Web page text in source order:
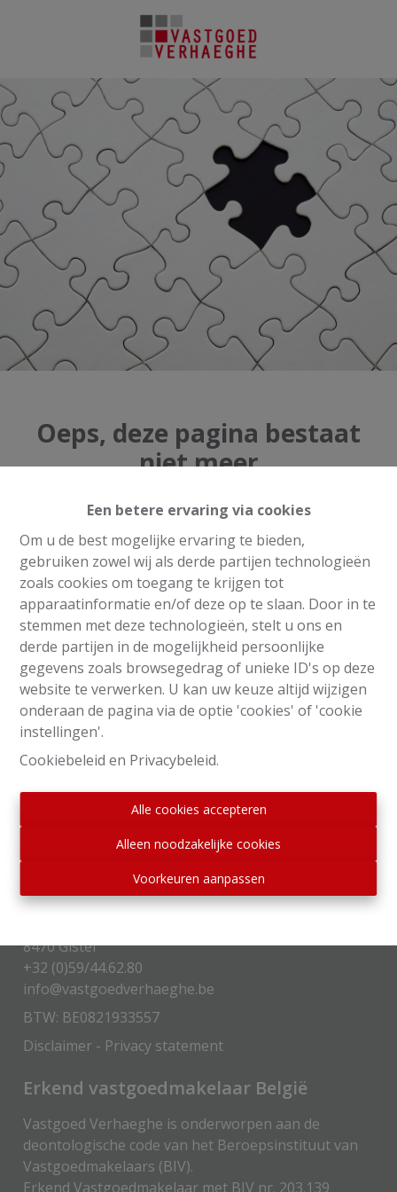
Een betere ervaring via cookies
Om u de best mogelijke ervaring te bieden,
gebruiken zowel wij als derde partijen technologieën
zoals cookies om toegang te krijgen tot
apparaatinformatie en/of deze op te slaan. Door in te
stemmen met deze technologieën, stelt u ons en
derde partijen in de mogelijkheid persoonlijke
gegevens zoals browsegedrag of unieke ID's op deze
website te verwerken. U kan uw keuze altijd wijzigen
onderaan de pagina via de optie 'cookies' of 'cookie
instellingen'.
Cookiebeleid en Privacybeleid.
Alle cookies accepteren
Alleen noodzakelijke cookies
Voorkeuren aanpassen
Oeps, deze pagina bestaat
niet meer
Te koop Te huur
Contactgegevens
8470 Gistel
+32 (0)59/44.62.80
info@vastgoedverhaeghe.be
BTW: BE0821933557
Disclaimer - Privacy statement
Erkend vastgoedmakelaar België
Vastgoed Verhaeghe is onderworpen aan de
deontologische code van het Beroepsinstituut van
Vastgoedmakelaars (BIV).
Erkend Vastgoedmakelaar met BIV nr. 203.139